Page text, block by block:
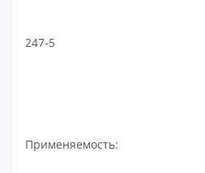
247-5
Применяемость: